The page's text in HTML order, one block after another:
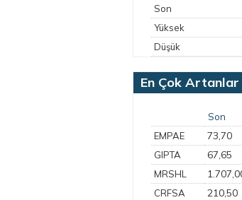
Son
Yüksek
Düşük
En Çok Artanlar
Son
EMPAE
73,70
GIPTA 67,65
MRSHL
CRFSA 210,50